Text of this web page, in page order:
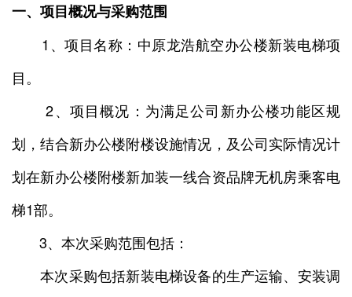
一、项目概况与采购范围
1、项目名称：中原龙浩航空办公楼新装电梯项
目。
2、项目概况：为满足公司新办公楼功能区规
划，结合新办公楼附楼设施情况，及公司实际情况计
划在新办公楼附楼新加装一线合资品牌无机房乘客电
梯1部。
3、本次采购范围包括：
本次采购包括新装电梯设备的生产运输、安装调